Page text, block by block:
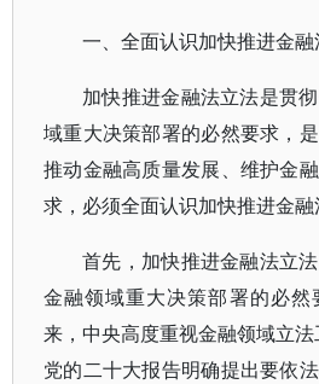
一、全面认识加快推进金
加快推进金融法立法是贯
域重大决策部署的必然要求，
推动金融高质量发展、维护金
求，必须全面认识加快推进金融
首先，加快推进金融法立
金融领域重大决策部署的必然
来，中央高度重视金融领域立法
党的二十大报告明确提出要依